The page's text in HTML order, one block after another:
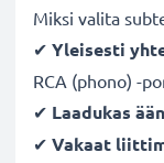
Miksi valita
✔ Yleisesti
RCA (phono) -
✔ Laadukas
✔ Vakaat